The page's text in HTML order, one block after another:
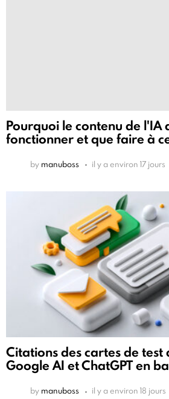
Pourquoi le contenu de l'IA
fonctionner et que faire à
by manuboss il y a environ 17 jours
Citations des cartes de test
Google AI et ChatGPT en
by manuboss il y a environ 18 jours